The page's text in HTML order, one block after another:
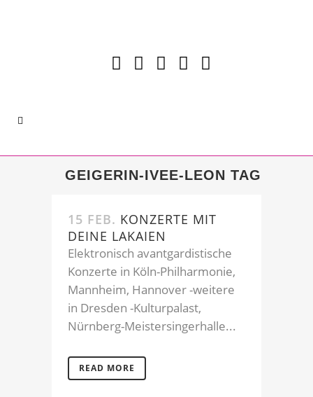
GEIGERIN-IVEE-LEON TAG
15 FEB. KONZERTE MIT
DEINE LAKAIEN
Elektronisch avantgardistische
Konzerte in Köln-Philharmonie,
Mannheim, Hannover -weitere
in Dresden -Kulturpalast,
Nürnberg-Meistersingerhalle...
READ MORE